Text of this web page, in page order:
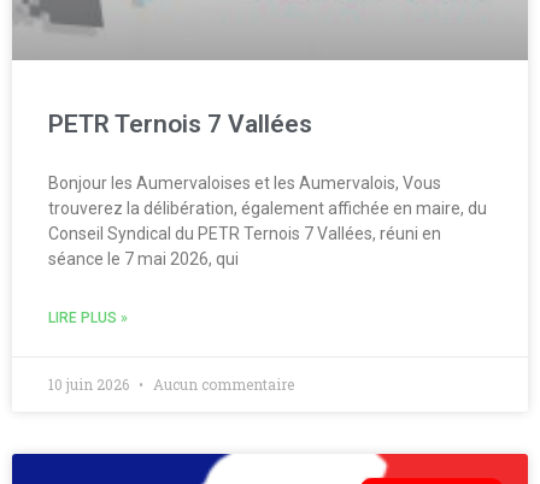
PETR Ternois 7 Vallées
Bonjour les Aumervaloises et les Aumervalois, Vous
trouverez la délibération, également affichée en maire, du
Conseil Syndical du PETR Ternois 7 Vallées, réuni en
séance le 7 mai 2026, qui
LIRE PLUS »
10 juin 2026 Aucun commentaire